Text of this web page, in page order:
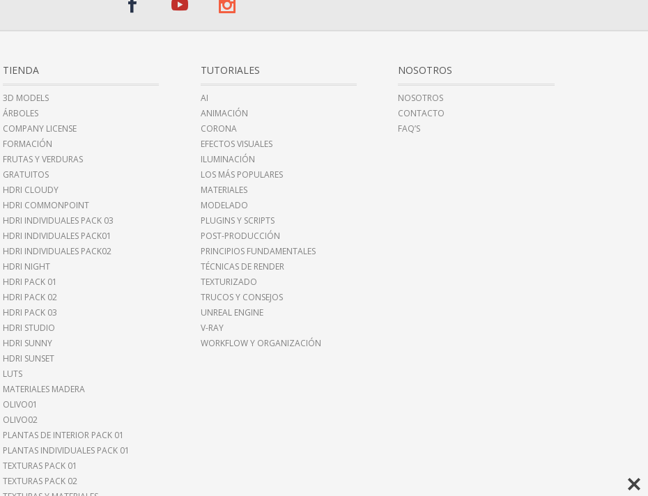
TIENDA
3D MODELS
ÁRBOLES
COMPANY LICENSE
FORMACIÓN
FRUTAS Y VERDURAS
GRATUITOS
HDRI CLOUDY
HDRI COMMONPOINT
HDRI INDIVIDUALES PACK 03
HDRI INDIVIDUALES PACK01
HDRI INDIVIDUALES PACK02
HDRI NIGHT
HDRI PACK 01
HDRI PACK 02
HDRI PACK 03
HDRI STUDIO
HDRI SUNNY
HDRI SUNSET
LUTS
MATERIALES MADERA
OLIVO01
OLIVO02
PLANTAS DE INTERIOR PACK 01
PLANTAS INDIVIDUALES PACK 01
TEXTURAS PACK 01
TEXTURAS PACK 02
TUTORIALES
AI
ANIMACIÓN
CORONA
EFECTOS VISUALES
ILUMINACIÓN
LOS MÁS POPULARES
MATERIALES
MODELADO
PLUGINS Y SCRIPTS
POST-PRODUCCIÓN
PRINCIPIOS FUNDAMENTALES
TÉCNICAS DE RENDER
TEXTURIZADO
TRUCOS Y CONSEJOS
UNREAL ENGINE
V-RAY
WORKFLOW Y ORGANIZACIÓN
NOSOTROS
NOSOTROS
CONTACTO
FAQ’S